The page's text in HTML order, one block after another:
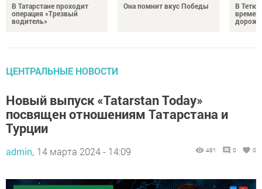
В Татарстане проходит
операция «Трезвый
водитель»
Она помнит вкус Победы
В
ЦЕНТРАЛЬНЫЕ НОВОСТИ
Новый выпуск «Tatarstan Todау»
посвящен отношениям Татарстана и
Турции
admin, 14 марта 2024 - 14:09 481 0 0